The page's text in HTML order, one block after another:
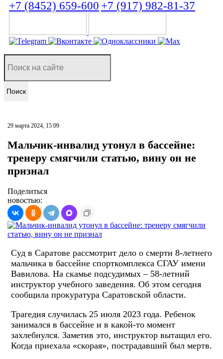
+7 (8452) 659-600 +7 (917) 982-81-37
Поиск
29 марта 2024, 15:09
Мальчик-инвалид утонул в бассейне:
тренеру смягчили статью, вину он не
признал
Поделиться
новостью:
Суд в Саратове рассмотрит дело о смерти 8-летнего
мальчика в бассейне спорткомплекса СГАУ имени
Вавилова. На скамье подсудимых – 58-летний
инструктор учебного заведения. Об этом сегодня
сообщила прокуратура Саратовской области.
Трагедия случилась 25 июля 2023 года. Ребенок
занимался в бассейне и в какой-то момент
захлебнулся. Заметив это, инструктор вытащил его.
Когда приехала «скорая», пострадавший был мертв.